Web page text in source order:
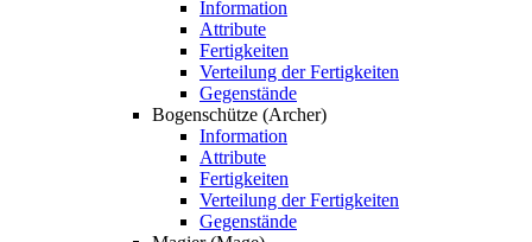
Information
Attribute
Fertigkeiten
Verteilung der Fertigkeiten
Gegenstände
Bogenschütze (Archer)
Information
Attribute
Fertigkeiten
Verteilung der Fertigkeiten
Gegenstände